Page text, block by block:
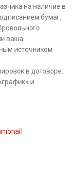
на наличие в
бумаг.
ваша
источником
в договоре:
и